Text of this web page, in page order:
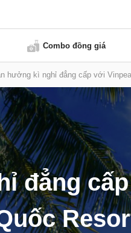
Combo đồng giá
hưởng kì nghỉ đẳng cấp với
đẳng